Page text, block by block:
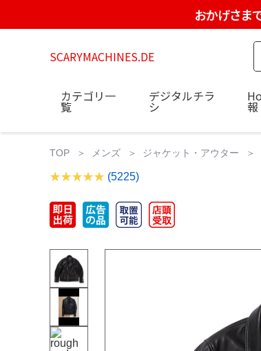
おかげさま
SCARYMACHINES.DE
カテゴリ一
覧
デジタルチラ
シ 報
TOP メンズ ジャケット・アウター
(5225)